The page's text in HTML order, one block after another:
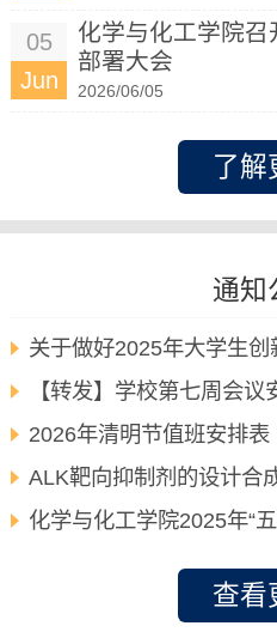
05
Jun
化学与化工学院召
部署大会
2026/06/05
了解
通知
【转发】学校第七周会议
2026年清明节值班安排表
ALK靶向抑制剂的设计合
化学与化工学院2025年“
查看